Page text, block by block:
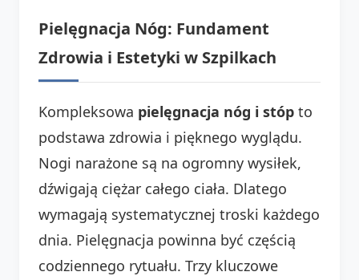
Pielęgnacja Nóg: Fundament
Zdrowia i Estetyki w Szpilkach
Kompleksowa pielęgnacja nóg i stóp to
podstawa zdrowia i pięknego wyglądu.
Nogi narażone są na ogromny wysiłek,
dźwigają ciężar całego ciała. Dlatego
wymagają systematycznej troski każdego
dnia. Pielęgnacja powinna być częścią
codziennego rytuału. Trzy kluczowe